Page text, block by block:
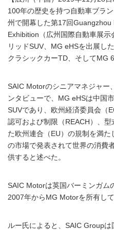
100年の歴史を持つ自動車ブラ
州で開幕した第17回
Exhibition（広州国際自動車展
リッドSUV、MG eHSを出展し
クラシックカーTD、そしてMG
SAIC Motorのシニアマネジャー
ンタビューで、MG eHSは中国
SUVであり、欧州経済委員会（
認可および制限（REACH）、
た欧州連合（EU）の規制を満
の市場で発表されて世界の消費
供すると述べた。
SAIC Motorは英国バーミンガム
2007年からMG Motorを所有して
ルー氏によると、SAIC Group